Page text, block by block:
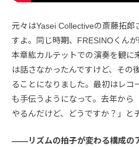
元々はYasei Collectiveの斎藤拓郎
すよ。同じ時期、FRESINOくん
本章紘カルテットでの演奏を観に
は話さなかったんですけど、その
ることになりました。最初はレコ
も手伝うようになって。去年から
やるんだけど、どうですか？」と
――リズムの拍子が変わる構成の